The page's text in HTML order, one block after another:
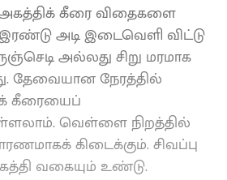
கீரை விதைகளை
அடி இடைவெளி விட்டு
அல்லது சிறு மரமாக
தேவையான நேரத்தில்
கீரையைப்
வெள்ளை நிறத்தில்
கிடைக்கும். சிவப்பு
வகையும் உண்டு.